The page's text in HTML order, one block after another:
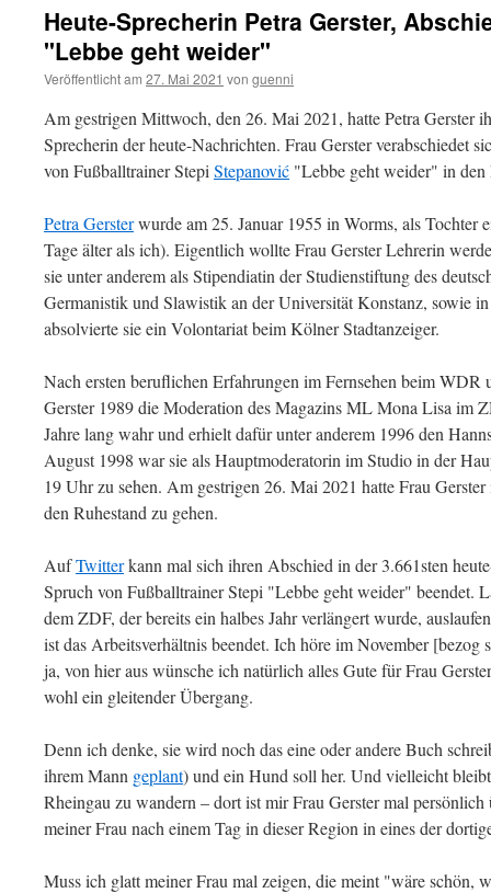
Heute-Sprecherin Petra Gerster,
"Lebbe geht weider"
Veröffentlicht am 27. Mai 2021 von guenni
Am gestrigen Mittwoch, den 26. Mai 2021, hatte Petra Gerster
Sprecherin der heute-Nachrichten. Frau Gerster verabschiedet
von Fußballtrainer Stepi Stepanović "Lebbe geht weider" in den
Petra Gersterwurde am 25. Januar 1955 in Worms, als Tochter
Tage älter als ich). Eigentlich wollte Frau Gerster Lehrerin
sie unter anderem als Stipendiatin der Studienstiftung des
Germanistik und Slawistik an der Universität Konstanz, sowie
absolvierte sie ein Volontariat beim Kölner Stadtanzeiger.
Nach ersten beruflichen Erfahrungen im Fernsehen beim WDR
Gerster 1989 die Moderation des Magazins ML Mona Lisa im
Jahre lang wahr und erhielt dafür unter anderem 1996 den
August 1998 war sie als Hauptmoderatorin im Studio in der
19 Uhr zu sehen. Am gestrigen 26. Mai 2021 hatte Frau
den Ruhestand zu gehen.
AufTwitterkann mal sich ihren Abschied in der 3.661sten
Spruch von Fußballtrainer Stepi "Lebbe geht weider" beendet.
dem ZDF, der bereits ein halbes Jahr verlängert wurde,
ist das Arbeitsverhältnis beendet. Ich höre im November
ja, von hier aus wünsche ich natürlich alles Gute für Frau
wohl ein gleitender Übergang.
Denn ich denke, sie wird noch das eine oder andere Buch
ihrem Mann geplant) und ein Hund soll her. Und vielleicht
Rheingau zu wandern – dort ist mir Frau Gerster mal
meiner Frau nach einem Tag in dieser Region in eines der
Muss ich glatt meiner Frau mal zeigen, die meint "wäre schön,